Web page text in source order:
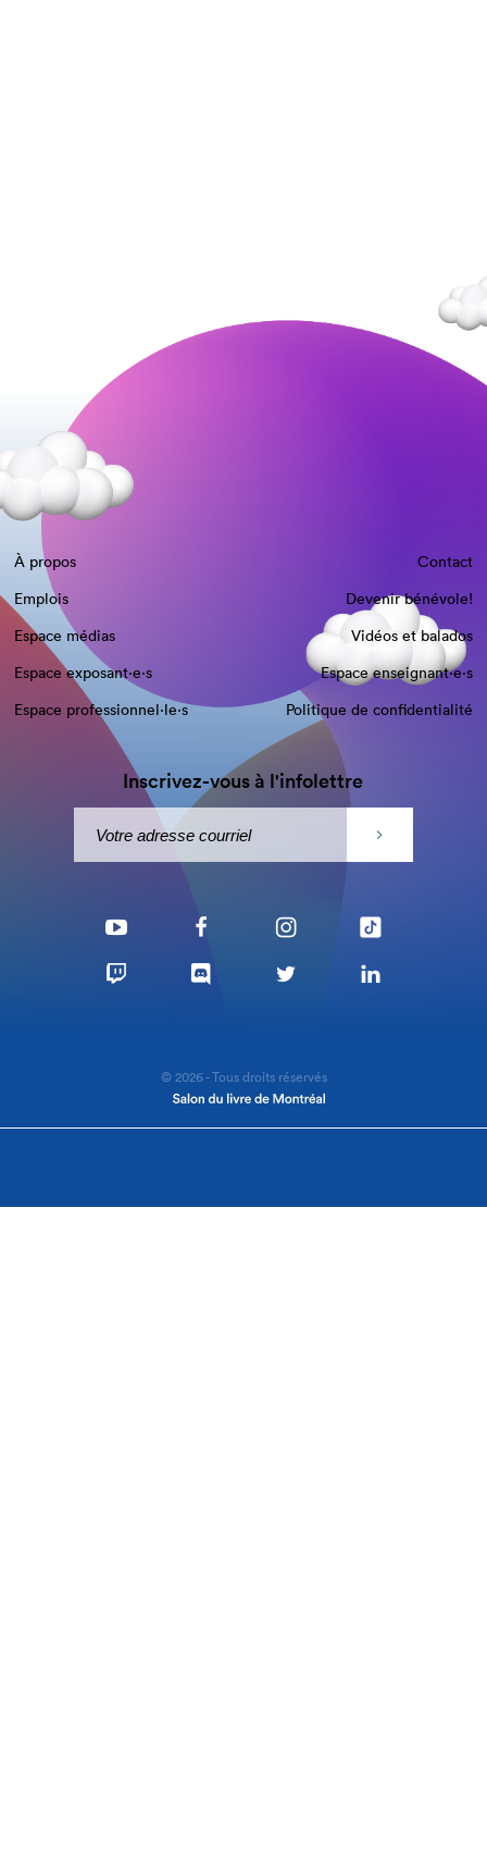
À propos
Contact
Emplois
Devenir bénévole!
Espace médias
Vidéos et balados
Espace exposant·e⋅s
Espace enseignant·e⋅s
Espace professionnel·le⋅s
Politique de confidentialité
Inscrivez-vous à l'infolettre
© 2026 - Tous droits réservés